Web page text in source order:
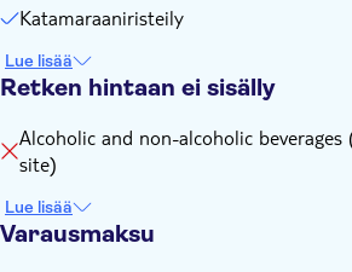
Katamaraaniristeily
Lue lisää
Retken hintaan ei sisälly
Alcoholic and non-alcoholic
site)
Lue lisää
Varausmaksu